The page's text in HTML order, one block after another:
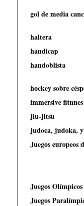
gol de media
haltera
handicap
handoblista
hockey sobre
immersive fitnnes
jiu-jitsu
judoca, judoka,
Juegos europeos
Juegos Olímpicos
Juegos